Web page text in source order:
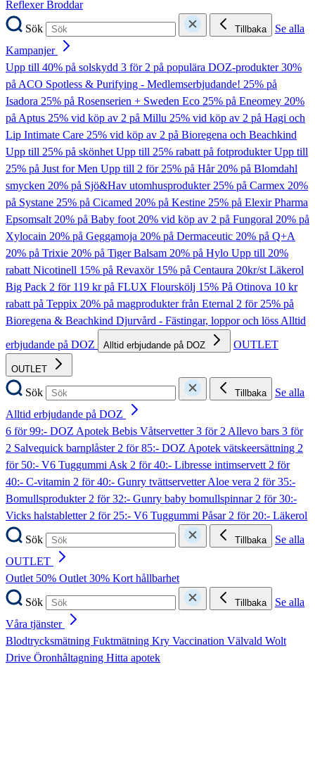
ReflexerBroddar
Sök
Tillbaka
Se alla
Kampanjer
Upp till 40% på solskydd 3 för 2 på populära DOZ-produkter30%
på ACO Spotless & Purifying - Medlemserbjudande! 25% på
Isadora 25% på Rosenserien + Sweden Eco 25% på Eneomey 20%
på Aptus 25% vid köp av 2 på Millu 25% vid köp av 2 på Hagi och
Lip Intimate Care 25% vid köp av 2 på Bioregena och Beachkind
Upp till 25% på skönhetUpp till 25% rabatt på fotprodukterUpp till
25% på Just for Men Upp till 2 för 25% på Hår20% på Blomdahl
smycken 20% på Sjö&Hav utomhusprodukter25% på Carmex 20%
på Systane 25% på Cicamed 20% på Kestine 25% på Elexir Pharma
Epsomsalt20% på Baby foot20% vid köp av 2 på Fungoral 20% på
Xylocain 20% på Geggamoja 20% på Dermaceutic 20% på Q+A
20% på Trixie 20% på Tiger Balsam 20% på Hylo Upp till 20%
rabatt Nicotinell 15% på Revaxör 15% på Centaura 20kr/st Läkerol
Big Pack 2 för 119 kr på FLUX Flourskölj 15% På Otinova 10 kr
rabatt på Teppix 20% på magprodukter från Eternal 2 för 25% på
Bioregena & Beachkind Djurvård - Fästingar, loppor och lössAlltid
erbjudande på DOZ
Alltid erbjudande på DOZ OUTLET
OUTLET
Sök Tillbaka
Se alla
Alltid erbjudande på DOZ
6 för 99:- DOZ Apotek Bebis Våtservetter3 för 2 Allevo bars 3 för
2 Salvequick barnplåster2 för 85:- DOZ Apotek vätskeersättning 2
för 50:- V6 Tuggummi Ask 2 för 40:- Libresse intimservett2 för
40:- C-vitamin 2 för 40:- Gunry tvättservetter Aloe vera 2 för 35:-
Bomullsprodukter2 för 32:- Gunry baby bomullspinnar2 för 30:-
Vicks halstabletter2 för 25:- V6 Tuggummi Påsar2 för 20:- Läkerol
Sök
Tillbaka
Se alla
OUTLET
Outlet 50% Outlet 30% Kort hållbarhet
Sök
Tillbaka
Se alla
Våra tjänster
Blodtrycksmätning Fuktmätning Kry Vaccination Välvald Wolt
Drive Öronhåltagning Hitta apotek